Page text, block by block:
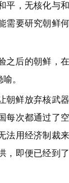
平，无核化与
需要研究朝鲜
之后的朝鲜，
。
朝鲜放弃核武
每次都通过了
用经济制裁
，即便已经到